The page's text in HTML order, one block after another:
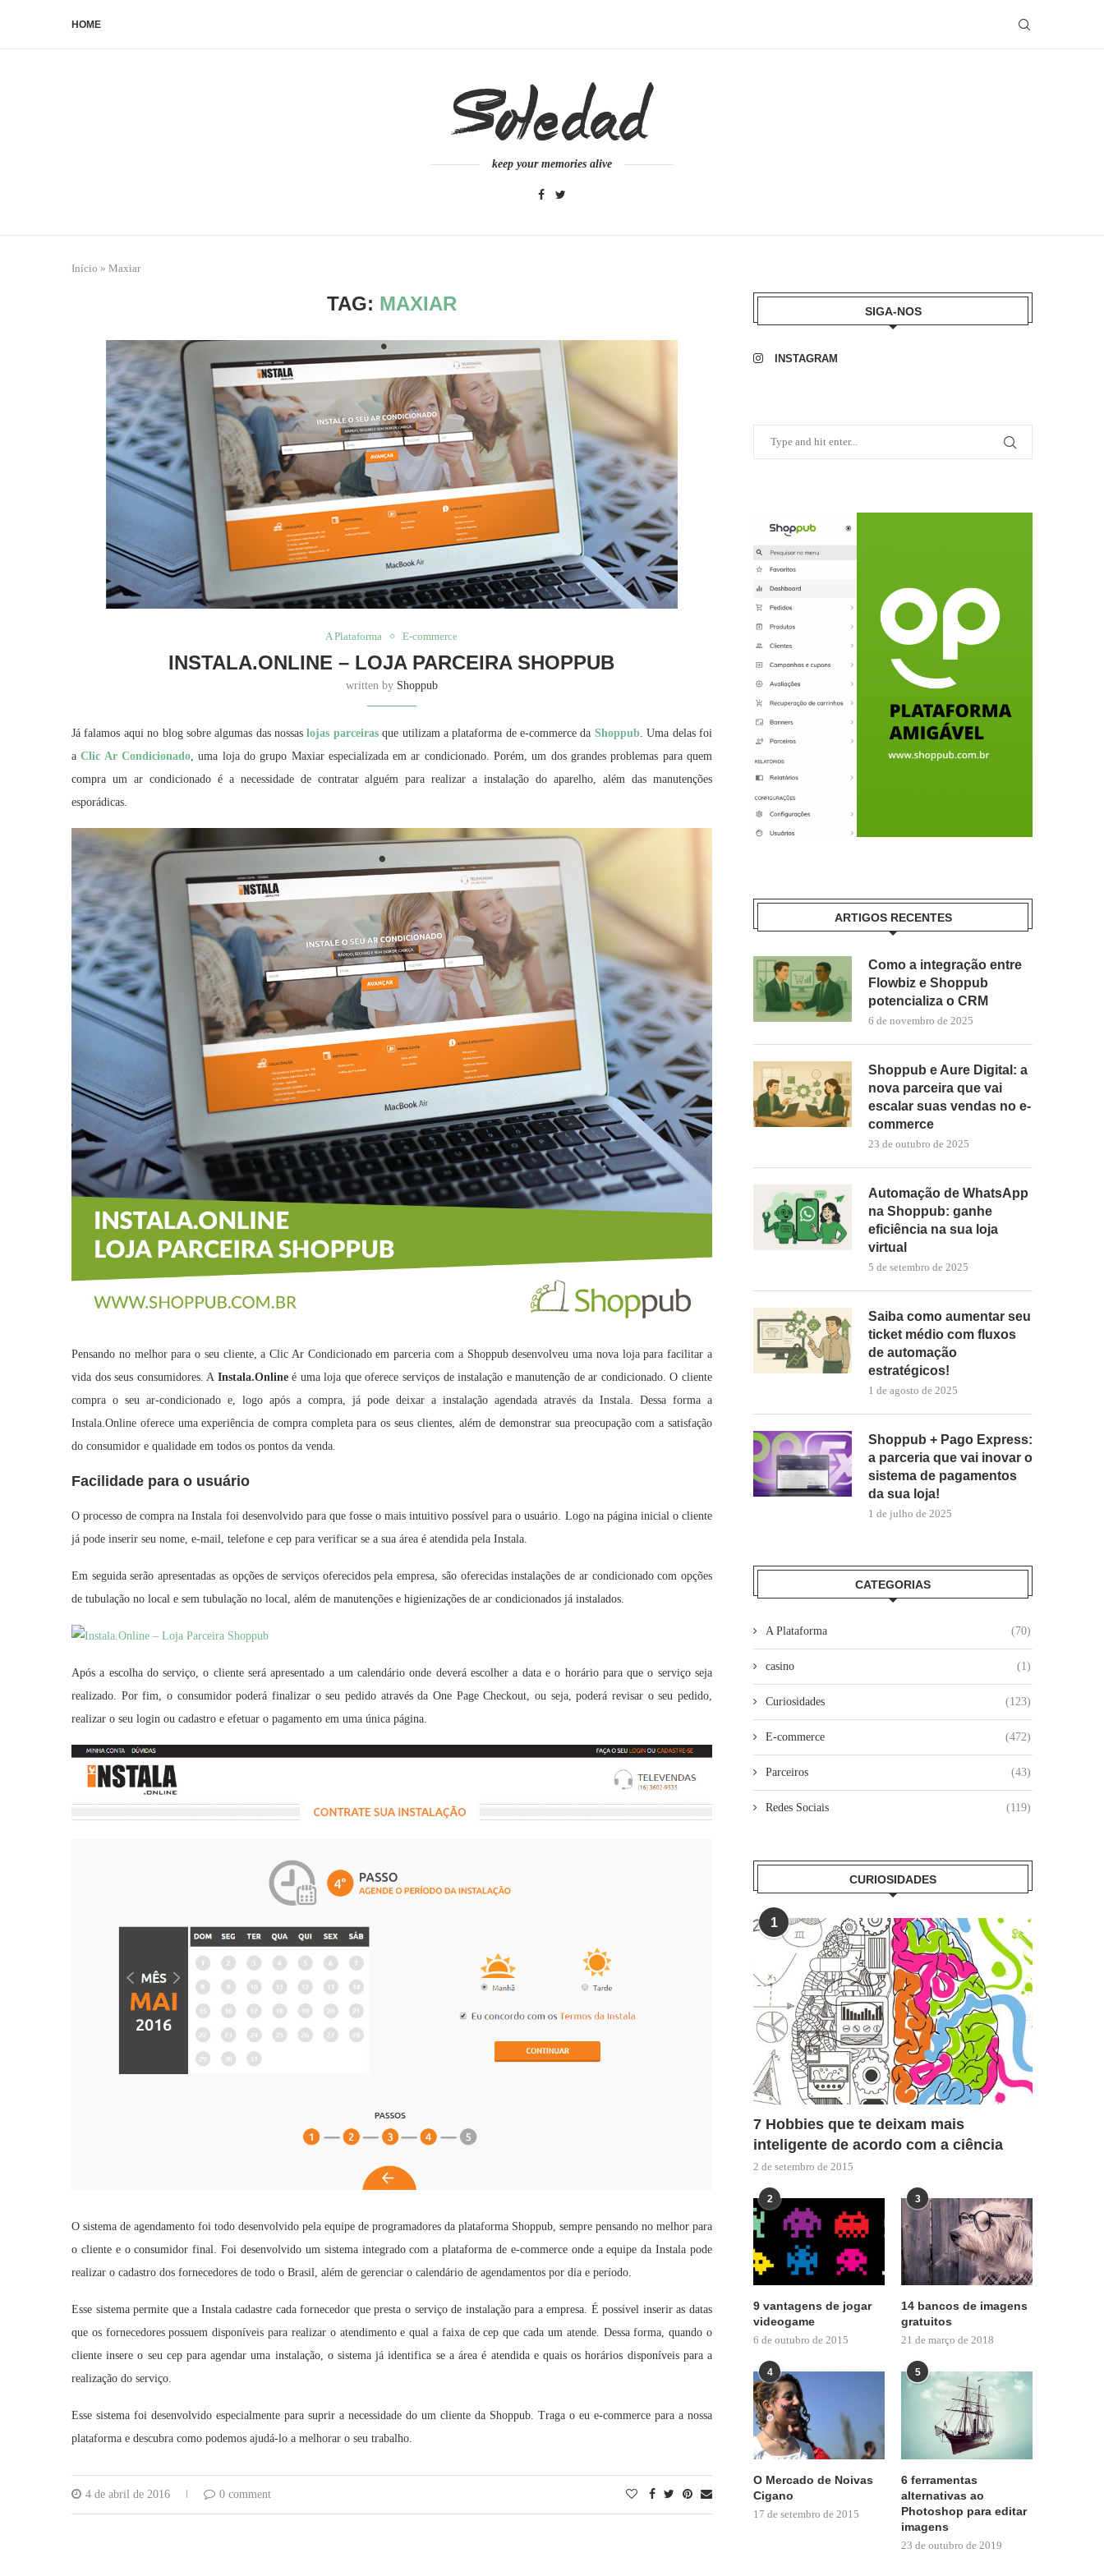
HOME
keep your memories alive
Início » Maxiar
TAG: MAXIAR
A Plataforma E-commerce
INSTALA.ONLINE – LOJA PARCEIRA SHOPPUB
written by Shoppub
Já falamos aqui no blog sobre algumas das nossaslojas parceirasque utilizam a plataforma de e-commerce da Shoppub. Uma delas foi
aClic Ar Condicionado, uma loja do grupo Maxiar especializada em ar condicionado. Porém, um dos grandes problemas para quem
compra um ar condicionado é a necessidade de contratar alguém para realizar a instalação do aparelho, além das manutenções
esporádicas.
Pensando no melhor para o seu cliente, a Clic Ar Condicionado em parceria com a Shoppub desenvolveu uma nova loja para facilitar a
vida dos seus consumidores. A Instala.Onlineé uma loja que oferece serviços de instalação e manutenção de ar condicionado. O cliente
compra o seu ar-condicionado e, logo após a compra, já pode deixar a instalação agendada através da Instala. Dessa forma a
Instala.Online oferece uma experiência de compra completa para os seus clientes, além de demonstrar sua preocupação com a satisfação
do consumidor e qualidade em todos os pontos da venda.
Facilidade para o usuário
O processo de compra na Instala foi desenvolvido para que fosse o mais intuitivo possível para o usuário. Logo na página inicial o cliente
já pode inserir seu nome, e-mail, telefone e cep para verificar se a sua área é atendida pela Instala.
Em seguida serão apresentadas as opções de serviços oferecidos pela empresa, são oferecidas instalações de ar condicionado com opções
de tubulação no local e sem tubulação no local, além de manutenções e higienizações de ar condicionados já instalados.
Após a escolha do serviço, o cliente será apresentado a um calendário onde deverá escolher a data e o horário para que o serviço seja
realizado. Por fim, o consumidor poderá finalizar o seu pedido através da One Page Checkout, ou seja, poderá revisar o seu pedido,
realizar o seu login ou cadastro e efetuar o pagamento em uma única página.
O sistema de agendamento foi todo desenvolvido pela equipe de programadores da plataforma Shoppub, sempre pensando no melhor para
o cliente e o consumidor final. Foi desenvolvido um sistema integrado com a plataforma de e-commerce onde a equipe da Instala pode
realizar o cadastro dos fornecedores de todo o Brasil, além de gerenciar o calendário de agendamentos por dia e período.
Esse sistema permite que a Instala cadastre cada fornecedor que presta o serviço de instalação para a empresa. É possível inserir as datas
que os fornecedores possuem disponíveis para realizar o atendimento e qual a faixa de cep que cada um atende. Dessa forma, quando o
cliente insere o seu cep para agendar uma instalação, o sistema já identifica se a área é atendida e quais os horários disponíveis para a
realização do serviço.
Esse sistema foi desenvolvido especialmente para suprir a necessidade do um cliente da Shoppub. Traga o eu e-commerce para a nossa
plataforma e descubra como podemos ajudá-lo a melhorar o seu trabalho.
4 de abril de 2016 0 comment
SIGA-NOS
INSTAGRAM
ARTIGOS RECENTES
Como a integração entre
Flowbiz e Shoppub
potencializa o CRM
6 de novembro de 2025
Shoppub e Aure Digital: a
nova parceira que vai
escalar suas vendas no e-
commerce
23 de outubro de 2025
Automação de WhatsApp
na Shoppub: ganhe
eficiência na sua loja
virtual
5 de setembro de 2025
Saiba como aumentar seu
ticket médio com fluxos
de automação
estratégicos!
1 de agosto de 2025
Shoppub + Pago Express:
a parceria que vai inovar o
sistema de pagamentos
da sua loja!
1 de julho de 2025
CATEGORIAS
A Plataforma (70)
casino (1)
Curiosidades (123)
E-commerce (472)
Parceiros (43)
Redes Sociais (119)
CURIOSIDADES
1
7 Hobbies que te deixam mais
inteligente de acordo com a ciência
2 de setembro de 2015
2
9 vantagens de jogar
videogame
6 de outubro de 2015
3
14 bancos de imagens
gratuitos
21 de março de 2018
4
O Mercado de Noivas
Cigano
17 de setembro de 2015
5
6 ferramentas
alternativas ao
Photoshop para editar
imagens
23 de outubro de 2019